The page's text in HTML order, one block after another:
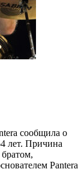
сообщила о
лет. Причина
Pantera